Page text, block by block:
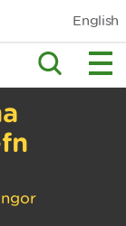
English